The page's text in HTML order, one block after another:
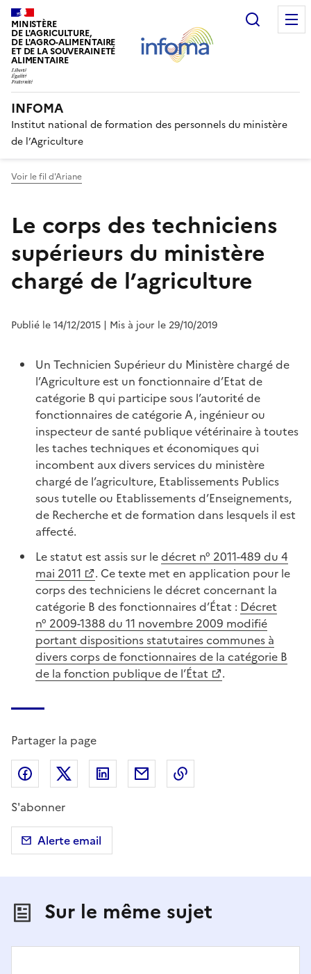
MINISTÈRE
DE L'AGRICULTURE,
DE L'AGRO-ALIMENTAIRE
ET DE LA SOUVERAINETÉ
ALIMENTAIRE
INFOMA
Institut national de formation des personnels du ministère
de l’Agriculture
Voir le fil d'Ariane
Le corps des techniciens
supérieurs du ministère
chargé de l’agriculture
Publié le 14/12/2015 | Mis à jour le 29/10/2019
Un Technicien Supérieur du Ministère chargé de
l’Agriculture est un fonctionnaire d’Etat de
catégorie B qui participe sous l’autorité de
fonctionnaires de catégorie A, ingénieur ou
inspecteur de santé publique vétérinaire à toutes
les taches techniques et économiques qui
incombent aux divers services du ministère
chargé de l’agriculture, Etablissements Publics
sous tutelle ou Etablissements d’Enseignements,
de Recherche et de formation dans lesquels il est
affecté.
Le statut est assis sur ledécret n° 2011-489 du 4
mai 2011
. Ce texte met en application pour le
corps des techniciens le décret concernant la
catégorie B des fonctionnaires d’État : Décret
n° 2009-1388 du 11 novembre 2009 modifié
portant dispositions statutaires communes à
divers corps de fonctionnaires de la catégorie B
de la fonction publique de l’État
.
Partager la page
Partager sur Facebook
Partager sur X (anciennement Twitter)
Partager sur LinkedIn
Partager par email
S'abonner
Alerte email
Sur le même sujet